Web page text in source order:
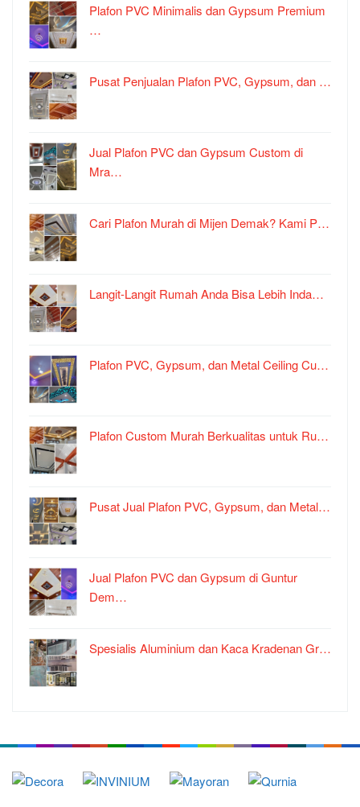
Plafon PVC Minimalis dan Gypsum Premium
…
Pusat Penjualan Plafon PVC, Gypsum, dan …
Jual Plafon PVC dan Gypsum Custom di
Mra…
Cari Plafon Murah di Mijen Demak? Kami P…
Langit-Langit Rumah Anda Bisa Lebih Inda…
Plafon PVC, Gypsum, dan Metal Ceiling Cu…
Plafon Custom Murah Berkualitas untuk Ru…
Pusat Jual Plafon PVC, Gypsum, dan Metal…
Jual Plafon PVC dan Gypsum di Guntur
Dem…
Spesialis Aluminium dan Kaca Kradenan Gr…